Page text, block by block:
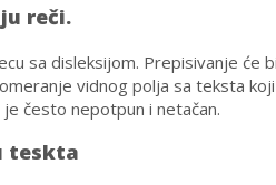
reči.
sa disleksijom. Prepisivanje će
vidnog polja sa teksta
često nepotpun i netačan.
teskta